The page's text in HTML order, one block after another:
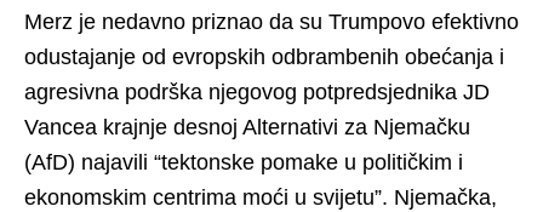
Merz je nedavno priznao da su Trumpovo efektivno
odustajanje od evropskih odbrambenih obećanja i
agresivna podrška njegovog potpredsjednika JD
Vancea krajnje desnoj Alternativi za Njemačku
(AfD) najavili “tektonske pomake u političkim i
ekonomskim centrima moći u svijetu”. Njemačka,